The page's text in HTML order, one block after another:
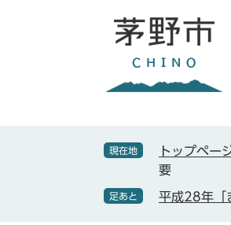
現在地 トップペー
要
足あと 平成28年「